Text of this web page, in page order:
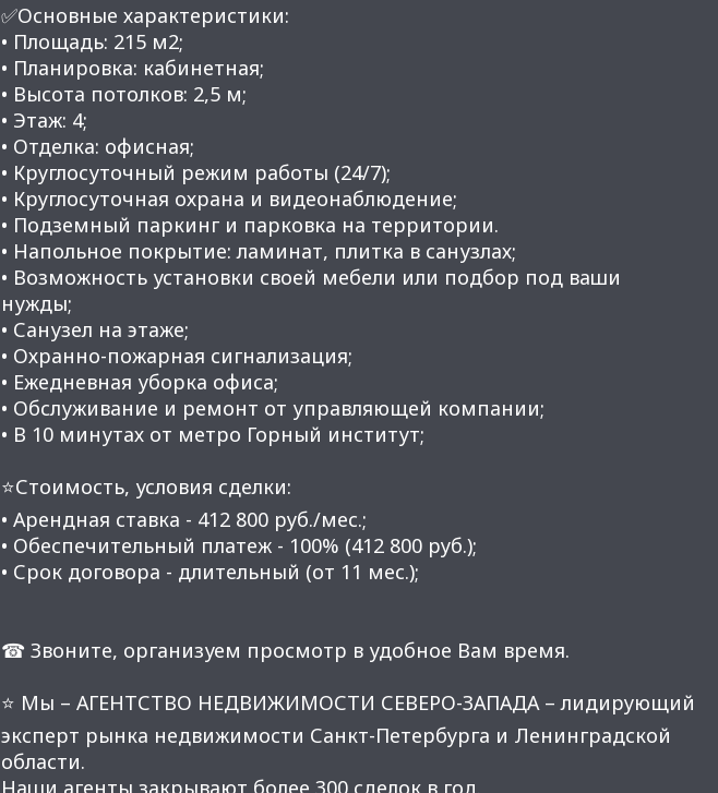
✅Основные характеристики:
• Площадь: 215 м2;
• Планировка: кабинетная;
• Высота потолков: 2,5 м;
• Этаж: 4;
• Отделка: офисная;
• Круглосуточный режим работы (24/7);
• Круглосуточная охрана и видеонаблюдение;
• Подземный паркинг и парковка на территории.
• Напольное покрытие: ламинат, плитка в санузлах;
• Возможность установки своей мебели или подбор под ваши
нужды;
• Санузел на этаже;
• Охранно-пожарная сигнализация;
• Ежедневная уборка офиса;
• Обслуживание и ремонт от управляющей компании;
• В 10 минутах от метро Горный институт;
⭐Стоимость, условия сделки:
• Арендная ставка - 412 800 руб./мес.;
• Обеспечительный платеж - 100% (412 800 руб.);
• Срок договора - длительный (от 11 мес.);
☎ Звоните, организуем просмотр в удобное Вам время.
⭐ Мы – АГЕНТСТВО НЕДВИЖИМОСТИ СЕВЕРО-ЗАПАДА – лидирующий
эксперт рынка недвижимости Санкт-Петербурга и Ленинградской
области.
Наши агенты закрывают более 300 сделок в год.